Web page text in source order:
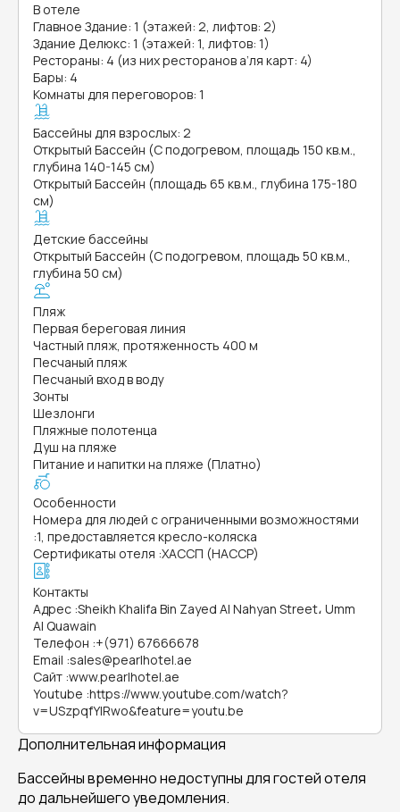
В отеле
Главное Здание: 1 (этажей: 2, лифтов: 2)
Здание Делюкс: 1 (этажей: 1, лифтов: 1)
Рестораны: 4 (из них ресторанов а’ля карт: 4)
Бары: 4
Комнаты для переговоров: 1
Бассейны для взрослых: 2
Открытый Бассейн (С подогревом, площадь 150 кв.м.,
глубина 140-145 см)
Открытый Бассейн (площадь 65 кв.м., глубина 175-180
см)
Детские бассейны
Открытый Бассейн (С подогревом, площадь 50 кв.м.,
глубина 50 см)
Пляж
Первая береговая линия
Частный пляж, протяженность 400 м
Песчаный пляж
Песчаный вход в воду
Зонты
Шезлонги
Пляжные полотенца
Душ на пляже
Питание и напитки на пляже (Платно)
Особенности
Номера для людей с ограниченными возможностями
:1, предоставляется кресло-коляска
Сертификаты отеля :ХАССП (HACCP)
Контакты
Адрес :Sheikh Khalifa Bin Zayed Al Nahyan Street، Umm
Al Quawain
Телефон :+(971) 67666678
Email :sales@pearlhotel.ae
Сайт :www.pearlhotel.ae
Youtube :https://www.youtube.com/watch?
v=USzpqfYIRwo&feature=youtu.be
Дополнительная информация
Бассейны временно недоступны для гостей отеля
до дальнейшего уведомления.